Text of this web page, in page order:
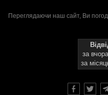
Переглядаючи наш сайт, Ви
за вчора
за